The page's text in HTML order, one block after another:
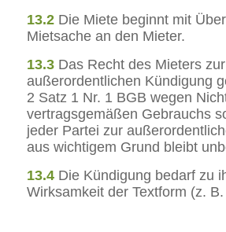
13.2 Die Miete beginnt mit
Mietsache an den Mieter.
13.3 Das Recht des Mieters zur
außerordentlichen Kündigung
2 Satz 1 Nr. 1 BGB wegen
vertragsgemäßen Gebrauchs
jeder Partei zur
aus wichtigem Grund bleibt
13.4 Die Kündigung bedarf zu
Wirksamkeit der Textform (z.